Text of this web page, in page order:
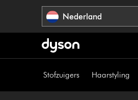
Nederland
Stofzuigers Haarstyling